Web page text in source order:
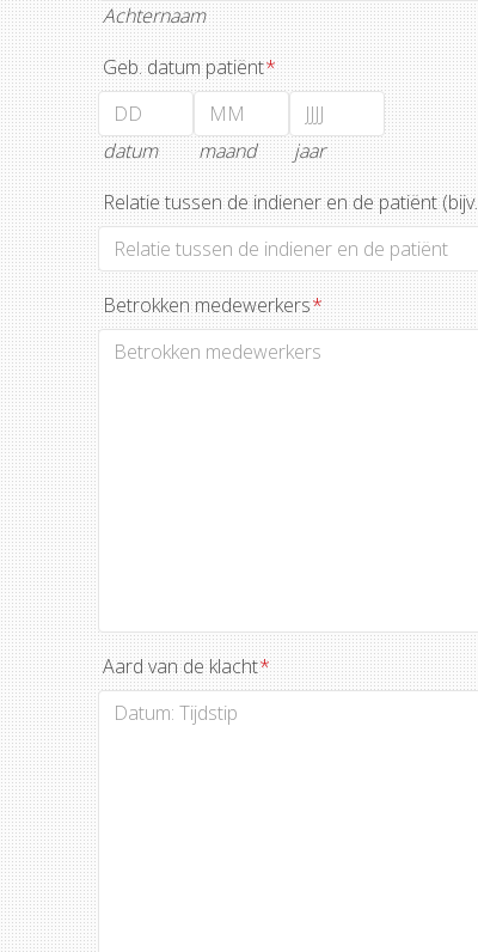
Achternaam
Geb. datum patiënt*
datum maand
jaar
Relatie tussen de indiener en de patiënt
Betrokken medewerkers*
Aard van de klacht*